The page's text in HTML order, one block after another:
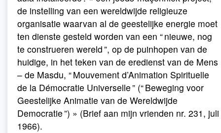
de instelling van een wereldwijde religieuze
organisatie waarvan al de geestelijke energie moet
ten dienste gesteld worden van een “ nieuwe, nog
te construeren wereld ”, op de puinhopen van de
huidige, in het teken van de eredienst van de Mens
– de Masdu, “ Mouvement d’Animation Spirituelle
de la Démocratie Universelle ” (“ Beweging voor
Geestelijke Animatie van de Wereldwijde
Democratie ”) » (Brief aan mijn vrienden nr. 231, juli
1966).